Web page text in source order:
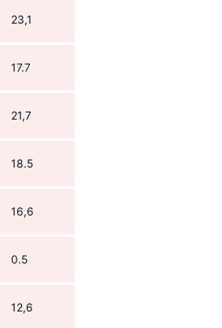
23,1
17.7
21,7
18.5
16,6
0.5
12,6